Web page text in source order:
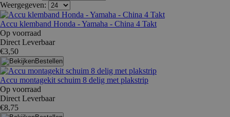
Weergegeven:
Accu klemband Honda - Yamaha - China 4 Takt
Op voorraad
Direct Leverbaar
€3,50
Bestellen
Accu montagekit schuim 8 delig met plakstrip
Op voorraad
Direct Leverbaar
€8,75